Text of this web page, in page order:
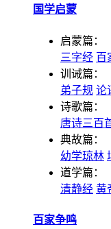
国学启蒙
启蒙篇：
三字经 百
训诫篇：
弟子规 论
诗歌篇：
唐诗三百
典故篇：
幼学琼林
道学篇：
清静经 黄
百家争鸣